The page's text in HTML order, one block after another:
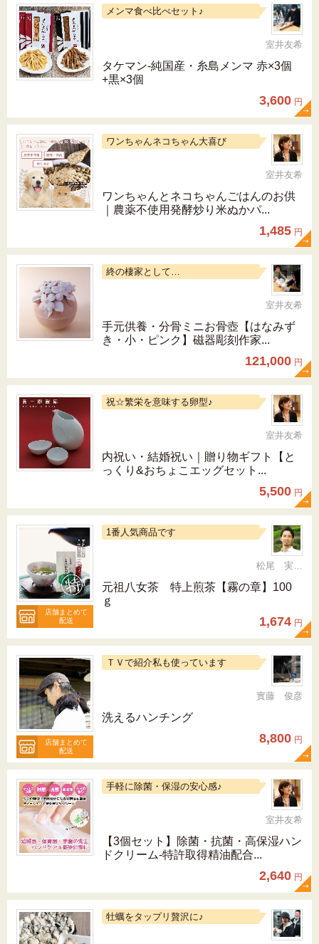
メンマ食べ比べセット♪
室井友希
タケマン-純国産・糸島メンマ 赤×3個
+黒×3個
3,600 円
ワンちゃんネコちゃん大喜び
室井友希
ワンちゃんとネコちゃんごはんのお供
｜農薬不使用発酵炒り米ぬかパ...
1,485 円
終の棲家として…
室井友希
手元供養・分骨ミニお骨壺【はなみず
き・小・ピンク】磁器彫刻作家...
121,000 円
祝☆繁栄を意味する卵型♪
室井友希
内祝い・結婚祝い｜贈り物ギフト【と
っくり&おちょこエッグセット...
5,500 円
店舗まとめて
配送
1番人気商品です
松尾 実 （三十五代目、日本茶インストラクター）
元祖八女茶 特上煎茶【霧の章】100
ｇ
1,674 円
店舗まとめて
配送
ＴＶで紹介私も使っています
實藤 俊彦
洗えるハンチング
8,800 円
手軽に除菌・保湿の安心感♪
室井友希
【3個セット】除菌・抗菌・高保湿ハン
ドクリーム-特許取得精油配合...
2,640 円
牡蠣をタップリ贅沢に♪